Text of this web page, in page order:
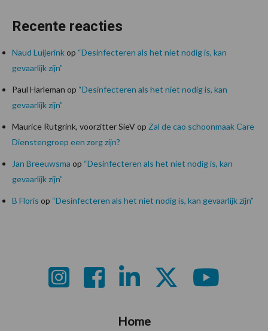
Recente reacties
Naud Luijerinkop “Desinfecteren als het niet nodig is, kan
gevaarlijk zijn”
Paul Harleman op “Desinfecteren als het niet nodig is, kan
gevaarlijk zijn”
Maurice Rutgrink, voorzitter SieVop Zal de cao schoonmaak Care
Dienstengroep een zorg zijn?
Jan Breeuwsma op “Desinfecteren als het niet nodig is, kan
gevaarlijk zijn”
B Floris op “Desinfecteren als het niet nodig is, kan gevaarlijk zijn”
Home